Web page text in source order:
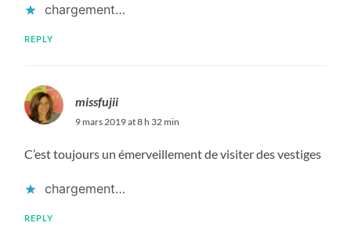
chargement…
REPLY
missfujii
9 mars 2019 at 8 h 32 min
C’est toujours un émerveillement de visiter des vestiges
chargement…
REPLY